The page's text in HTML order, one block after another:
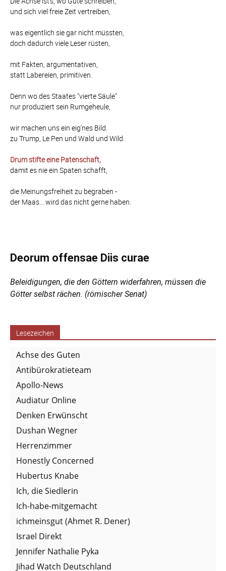
und sich viel freie Zeit vertreiben,
was eigentlich sie gar nicht müssten,
doch dadurch viele Leser rüsten,
mit Fakten, argumentativen,
statt Labereien, primitiven.
Denn wo des Staates "vierte Säule"
nur produziert sein Rumgeheule,
wir machen uns ein eig'nes Bild.
zu Trump, Le Pen und Wald und Wild.
Drum stifte eine Patenschaft,
damit es nie ein Spaten schafft,
die Meinungsfreiheit zu begraben -
der Maas... wird das nicht gerne haben.
Deorum offensae Diis curae
Beleidigungen, die den Göttern widerfahren, müssen die
Götter selbst rächen. (römischer Senat)
Lesezeichen
Achse des Guten
Antibürokratieteam
Apollo-News
Audiatur Online
Denken Erwünscht
Dushan Wegner
Herrenzimmer
Honestly Concerned
Hubertus Knabe
Ich, die Siedlerin
Ich-habe-mitgemacht
ichmeinsgut (Ahmet R. Dener)
Israel Direkt
Jennifer Nathalie Pyka
Jihad Watch Deutschland